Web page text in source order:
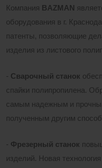
Компания BAZMAN
оборудования в г.
патенты, позволяющие
изделия из листового
- Сварочный станок
спайки полипропилена.
самым надежным и
полученным другим
- Фрезерный станок
изделий. Новая